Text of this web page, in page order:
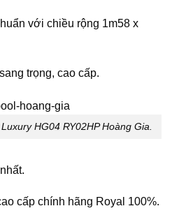
với chiều rộng 1m58 x
sang trọng, cao cấp.
HG04 RY02HP Hoàng Gia.
cấp chính hãng Royal 100%.